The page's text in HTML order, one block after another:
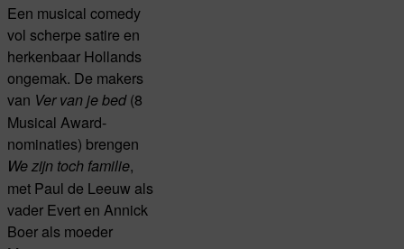
Een musical comedy
vol scherpe satire en
herkenbaar Hollands
ongemak. De makers
van Ver van je bed(8
Musical Award-
nominaties) brengen
We zijn toch familie,
met Paul de Leeuw als
vader Evert en Annick
Boer als moeder